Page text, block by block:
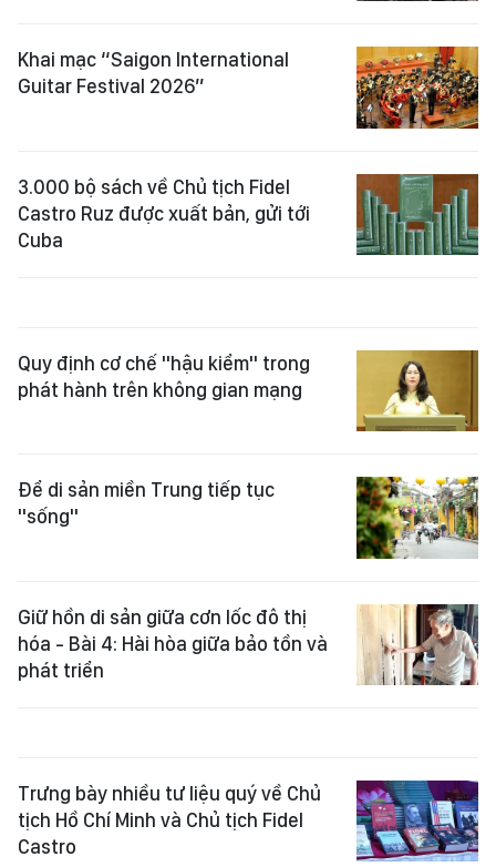
Khai mạc “Saigon International
Guitar Festival 2026”
3.000 bộ sách về Chủ tịch Fidel
Castro Ruz được xuất bản, gửi tới
Cuba
Quy định cơ chế "hậu kiểm" trong
phát hành trên không gian mạng
Để di sản miền Trung tiếp tục
"sống"
Giữ hồn di sản giữa cơn lốc đô thị
hóa - Bài 4: Hài hòa giữa bảo tồn và
phát triển
Trưng bày nhiều tư liệu quý về Chủ
tịch Hồ Chí Minh và Chủ tịch Fidel
Castro